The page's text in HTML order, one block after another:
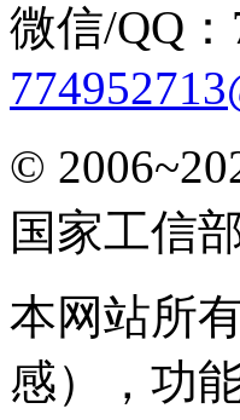
微信/QQ
©
国家工信
本网站所
感），功